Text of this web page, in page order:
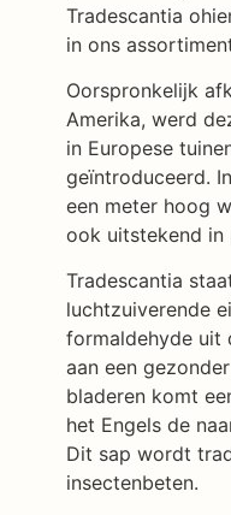
Tradescantia
in ons
Oorspronkelijk
Amerika, werd
in Europese
geïntroduceerd.
een meter hoog
ook uitstekend in
Tradescantia
luchtzuiverende
formaldehyde uit
aan een
bladeren komt
het Engels de
Dit sap wordt
insectenbeten.